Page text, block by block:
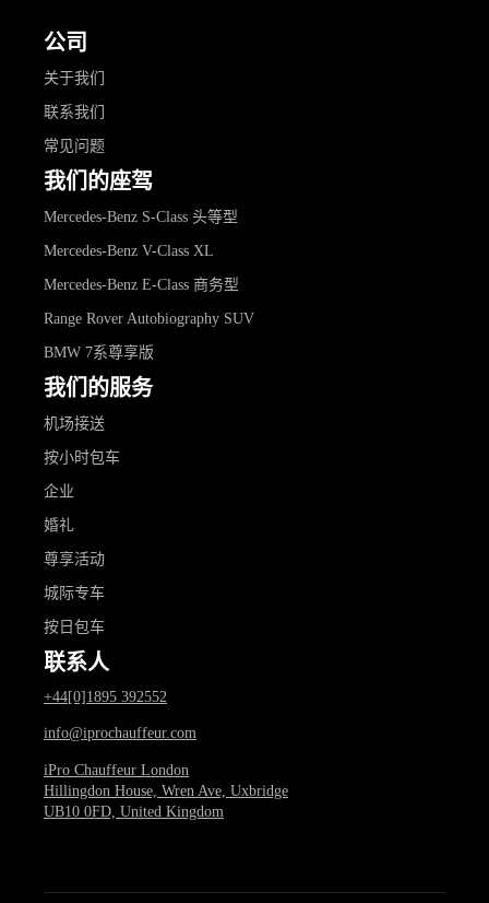
公司
关于我们
联系我们
常见问题
我们的座驾
Mercedes-Benz S-Class 头等型
Mercedes-Benz V-Class XL
Mercedes-Benz E-Class 商务型
Range Rover Autobiography SUV
BMW 7系尊享版
我们的服务
机场接送
按小时包车
企业
婚礼
尊享活动
城际专车
按日包车
联系人
+44[0]1895 392552
info@iprochauffeur.com
iPro Chauffeur London
Hillingdon House, Wren Ave, Uxbridge
UB10 0FD, United Kingdom